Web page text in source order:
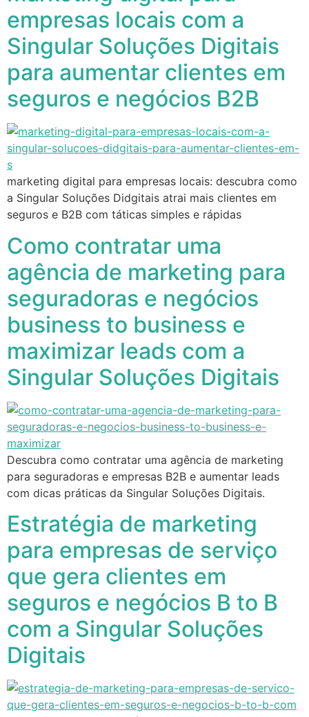
empresas locais com a
Singular Soluções Digitais
para aumentar clientes em
seguros e negócios B2B
marketing digital para empresas locais: descubra como
a Singular Soluções Didgitais atrai mais clientes em
seguros e B2B com táticas simples e rápidas
Como contratar uma
agência de marketing para
seguradoras e negócios
business to business e
maximizar leads com a
Singular Soluções Digitais
Descubra como contratar uma agência de marketing
para seguradoras e empresas B2B e aumentar leads
com dicas práticas da Singular Soluções Digitais.
Estratégia de marketing
para empresas de serviço
que gera clientes em
seguros e negócios B to B
com a Singular Soluções
Digitais